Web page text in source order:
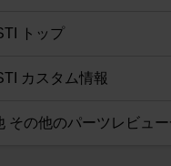
トップ
カスタム情報
その他のパーツレビュ